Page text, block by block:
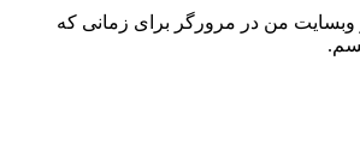
وبسایت من در مرورگر برای زمانی که